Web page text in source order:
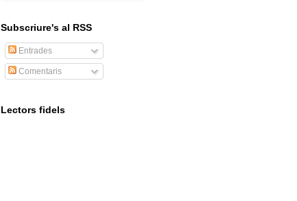
Subscriure's al RSS
Entrades
Comentaris
Lectors fidels